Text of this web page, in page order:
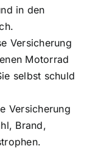
in den
Versicherung
Motorrad
selbst schuld
Versicherung
Brand,